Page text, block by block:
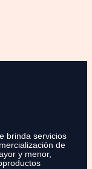
brinda servicios
de
y menor,